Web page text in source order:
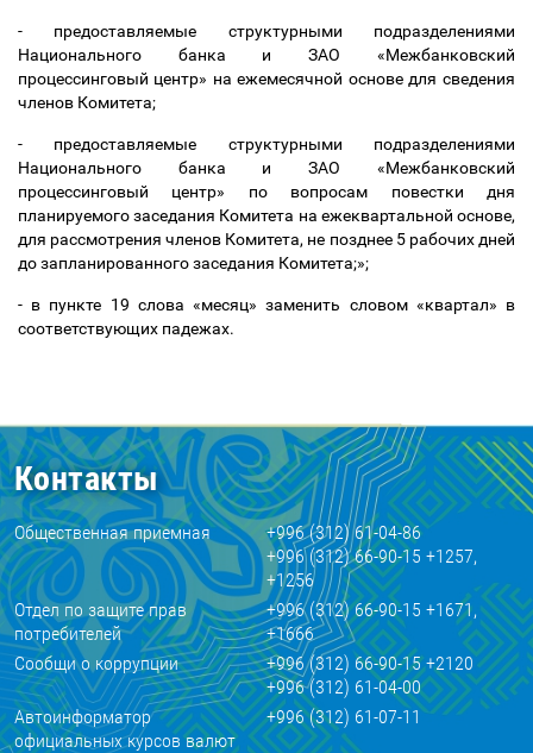
- предоставляемые структурными подразделениями
Национального банка и ЗАО «Межбанковский
процессинговый центр» на ежемесячной основе для сведения
членов Комитета;
- предоставляемые структурными подразделениями
Национального банка и ЗАО «Межбанковский
процессинговый центр» по вопросам повестки дня
планируемого заседания Комитета на ежеквартальной основе,
для рассмотрения членов Комитета, не позднее 5 рабочих дней
до запланированного заседания Комитета;»;
- в пункте 19 слова «месяц» заменить словом «квартал» в
соответствующих падежах.
Контакты
Общественная приемная
+996 (312) 61-04-86
+996 (312) 66-90-15 +1257,
+1256
Отдел по защите прав
потребителей
+996 (312) 66-90-15 +1671,
+1666
Сообщи о коррупции
+996 (312) 66-90-15 +2120
+996 (312) 61-04-00
Автоинформатор
официальных курсов валют
+996 (312) 61-07-11